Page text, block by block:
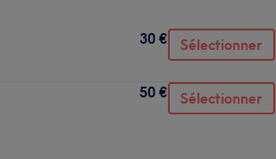
30 € Sélectionner
50 € Sélectionner